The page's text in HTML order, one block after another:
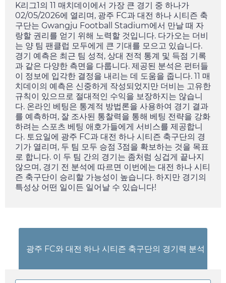
K리그1의 11 매치데이에서 가장 큰 경기 중 하나가
02/05/2026에 열리며, 광주 FC과 대전 하나 시티즌 축
구단는 Gwangju Football Stadium에서 만날 때 자
랑할 권리를 얻기 위해 노력할 것입니다. 다가오는 더비
는 양 팀 팬클럽 모두에게 큰 기대를 모으고 있습니다.
경기 예측은 최근 팀 성적, 상대 전적 통계 및 득점 기록
과 같은 다양한 측면을 다룹니다. 제공된 분석은 펀터들
이 정보에 입각한 결정을 내리는 데 도움을 줍니다. 11 매
치데이의 예측은 신중하게 작성되었지만 더비는 고유한
규칙이 있으므로 절대적인 수익을 보장하지는 않습니
다. 온라인 베팅은 통계적 방법론을 사용하여 경기 결과
를 예측하며, 잘 조사된 통찰력을 통해 베팅 전략을 강화
하려는 스포츠 베팅 애호가들에게 서비스를 제공합니
다. 토요일에 광주 FC과 대전 하나 시티즌 축구단의 경
기가 열리며, 두 팀 모두 승점 3점을 확보하는 것을 목표
로 합니다. 이 두 팀 간의 경기는 좀처럼 싱겁게 끝나지
않으며, 경기 전 분석에 따르면 이번에는 대전 하나 시티
즌 축구단이 승리할 가능성이 높습니다. 하지만 경기의
특성상 어떤 일이든 일어날 수 있습니다!
광주 FC와 대전 하나 시티즌 축구단의 경기력 분석